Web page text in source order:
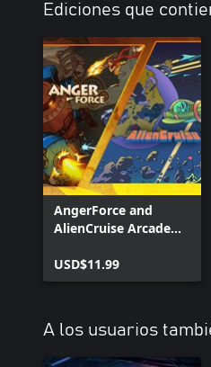
Ediciones que
AngerForce and
AlienCruise Arcade
USD$11.99
A los usuarios